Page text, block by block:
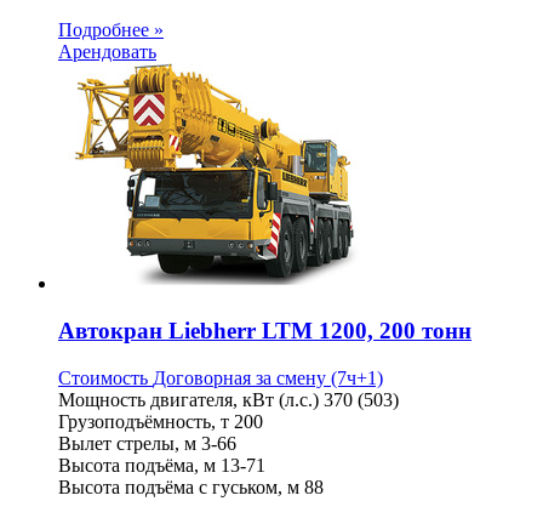
Подробнее »
Арендовать
Автокран Liebherr LTM 1200, 200 тонн
Стоимость Договорная за смену (7ч+1)
Мощность двигателя, кВт (л.с.) 370 (503)
Грузоподъёмность, т 200
Вылет стрелы, м 3-66
Высота подъёма, м 13-71
Высота подъёма с гуськом, м 88